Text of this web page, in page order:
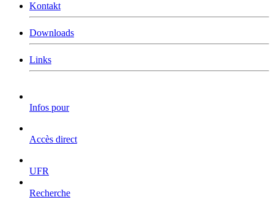
Kontakt
Downloads
Links
Infos pour
Accès direct
UFR
Recherche